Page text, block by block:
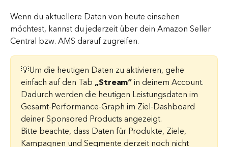
Wenn du aktuellere Daten von heute einsehen
möchtest, kannst du jederzeit über dein Amazon Seller
Central bzw. AMS darauf zugreifen.
💡Um die heutigen Daten zu aktivieren, gehe
einfach auf den Tab „Stream“ in deinem Account.
Dadurch werden die heutigen Leistungsdaten im
Gesamt-Performance-Graph im Ziel-Dashboard
deiner Sponsored Products angezeigt.
Bitte beachte, dass Daten für Produkte, Ziele,
Kampagnen und Segmente derzeit noch nicht